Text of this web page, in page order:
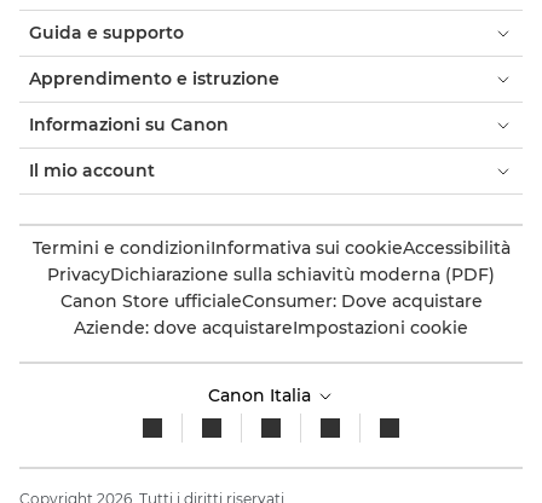
Guida e supporto
Apprendimento e istruzione
Informazioni su Canon
Il mio account
Termini e condizioniInformativa sui cookieAccessibilità
PrivacyDichiarazione sulla schiavitù moderna (PDF)
Canon Store ufficialeConsumer: Dove acquistare
Aziende: dove acquistareImpostazioni cookie
Canon Italia
Copyright 2026. Tutti i diritti riservati.